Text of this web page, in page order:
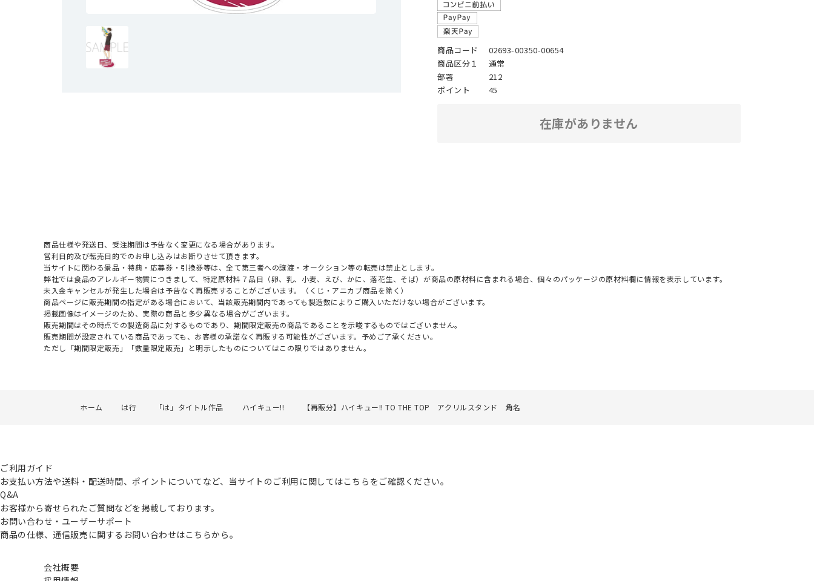
商品コード
02693-00350-00654
商品区分１
通常
部署
212
ポイント
45
在庫がありません
商品仕様や発送日、受注期間は予告なく変更になる場合があります。
営利目的及び転売目的でのお申し込みはお断りさせて頂きます。
当サイトに関わる景品・特典・応募券・引換券等は、全て第三者への譲渡・オークション等の転売は禁止とします。
弊社では食品のアレルギー物質につきまして、特定原材料７品目（卵、乳、小麦、えび、かに、落花生、そば）が商品の原材料に含まれる場合、個々のパッケージの原材料欄に情報を表示しています。
未入金キャンセルが発生した場合は予告なく再販売することがございます。（くじ・アニカプ商品を除く）
商品ページに販売期間の指定がある場合において、当該販売期間内であっても製造数によりご購入いただけない場合がございます。
掲載画像はイメージのため、実際の商品と多少異なる場合がございます。
販売期間はその時点での製造商品に対するものであり、期間限定販売の商品であることを示唆するものではございません。
販売期間が設定されている商品であっても、お客様の承諾なく再販する可能性がございます。予めご了承ください。
ただし「期間限定販売」「数量限定販売」と明示したものについてはこの限りではありません。
ホーム は行 「は」タイトル作品 ハイキュー!! 【再販分】ハイキュー!! TO THE TOP アクリルスタンド 角名
ご利用ガイド
お支払い方法や送料・配送時間、ポイントについてなど、当サイトのご利用に関してはこちらをご確認ください。
Q&A
お客様から寄せられたご質問などを掲載しております。
お問い合わせ・ユーザーサポート
商品の仕様、通信販売に関するお問い合わせはこちらから。
会社概要